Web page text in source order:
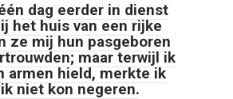
dag eerder in dienst
het huis van een rijke
ze mij hun pasgeboren
maar terwijl ik
armen hield, merkte ik
niet kon negeren.